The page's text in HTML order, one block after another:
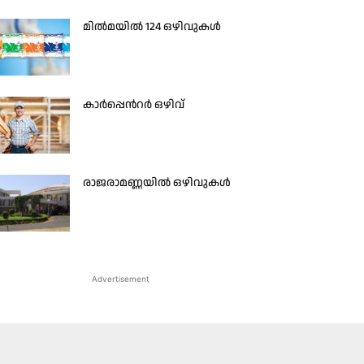
മിൽമയിൽ 124 ഒഴിവുകൾ
കാർപ്പെൻറർ ഒഴിവ്
രാജരാമണ്ണയിൽ ഒഴിവുകൾ
Advertisement